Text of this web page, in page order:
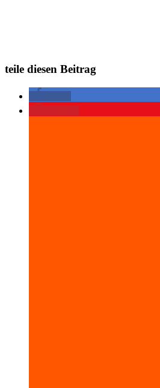
teile diesen Beitrag